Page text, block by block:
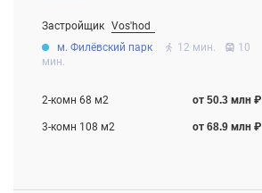
Застройщик Vos'hod
Строится
м. Филёвский парк 12 мин.
10
мин.
2-комн 68 м2 от 50.3 млн ₽
3-комн 108 м2 от 68.9 млн ₽